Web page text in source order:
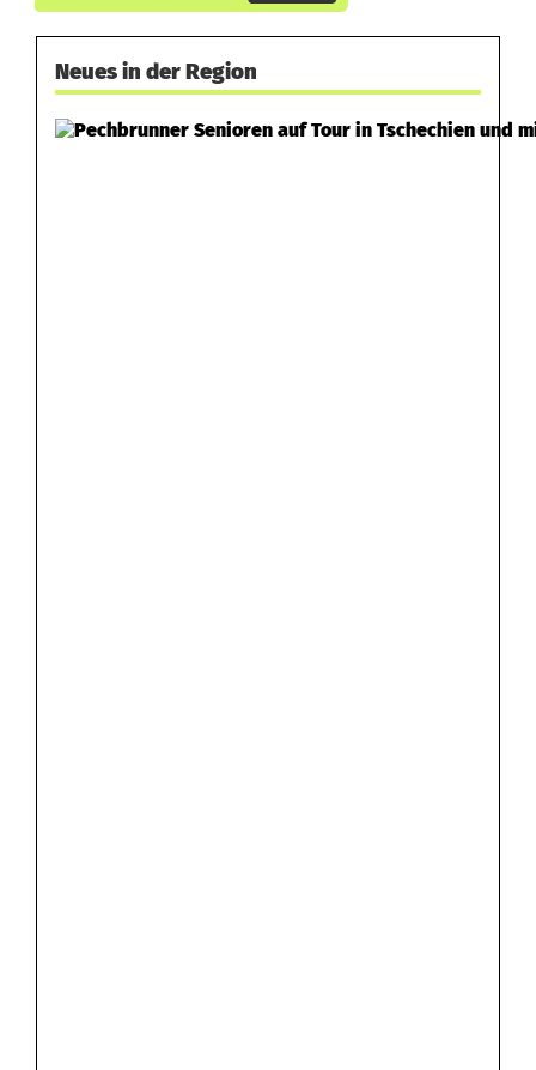
Neues in der Region